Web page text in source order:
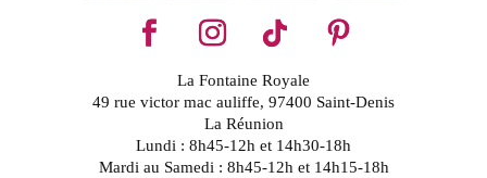
La Fontaine Royale
49 rue victor mac auliffe, 97400 Saint-Denis
La Réunion
Lundi : 8h45-12h et 14h30-18h
Mardi au Samedi : 8h45-12h et 14h15-18h